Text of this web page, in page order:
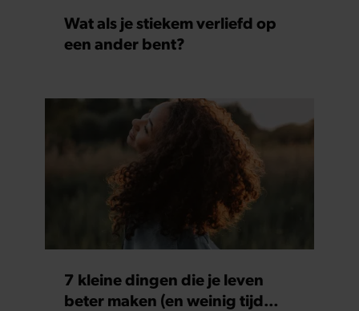
Wat als je stiekem verliefd op
een ander bent?
7 kleine dingen die je leven
beter maken (en weinig tijd